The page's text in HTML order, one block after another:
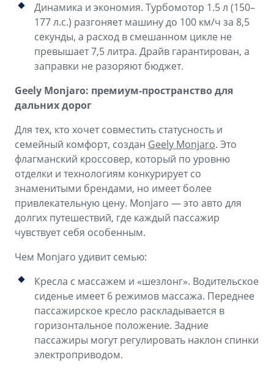
Динамика и экономия. Турбомотор 1.5 л (150–
177 л.с.) разгоняет машину до 100 км/ч за 8,5
секунды, а расход в смешанном цикле не
превышает 7,5 литра. Драйв гарантирован, а
заправки не разоряют бюджет.
Geely Monjaro: премиум-пространство для
дальних дорог
Для тех, кто хочет совместить статусность и
семейный комфорт, создан Geely Monjaro. Это
флагманский кроссовер, который по уровню
отделки и технологиям конкурирует со
знаменитыми брендами, но имеет более
привлекательную цену. Monjaro — это авто для
долгих путешествий, где каждый пассажир
чувствует себя особенным.
Чем Monjaro удивит семью:
Кресла с массажем и «шезлонг». Водительское
сиденье имеет 6 режимов массажа. Переднее
пассажирское кресло раскладывается в
горизонтальное положение. Задние
пассажиры могут регулировать наклон спинки
электроприводом.